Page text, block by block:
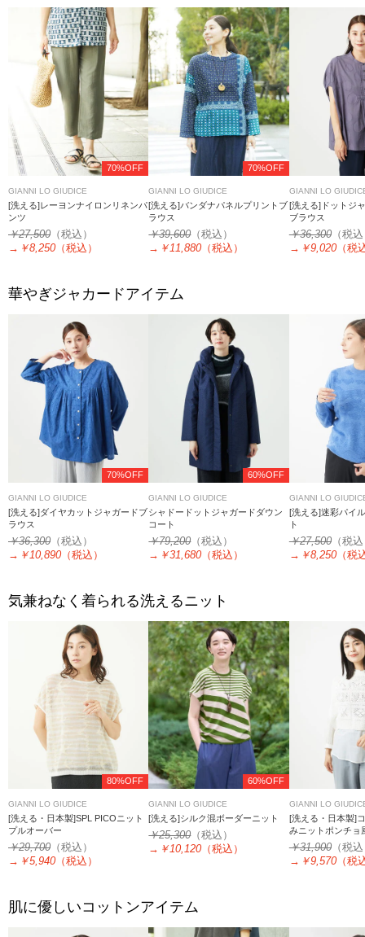
70%OFF
GIANNI LO GIUDICE
[洗える]レーヨンナイロンリネンパ
ンツ
￥27,500 （税込）
→ ￥8,250 （税込）
70%OFF
GIANNI LO GIUDICE
[洗える]バンダナパネルプリントブ
ラウス
￥39,600（税込）
→ ￥11,880 （税込）
GIANNI LO
[洗える]ドットジ
ブラウス
￥36,300（税
→ ￥9,020（税
華やぎジャカードアイテム
70%OFF
GIANNI LO GIUDICE
[洗える]ダイヤカットジャガードブ
ラウス
￥36,300 （税込）
→ ￥10,890 （税込）
60%OFF
GIANNI LO GIUDICE
シャドードットジャガードダウン
コート
￥79,200（税込）
→ ￥31,680 （税込）
GIANNI LO
[洗える]迷彩パイ
ト
￥27,500（税
→ ￥8,250（税
気兼ねなく着られる洗えるニット
80%OFF
GIANNI LO GIUDICE
[洗える・日本製]SPL PICOニット
プルオーバー
￥29,700 （税込）
→ ￥5,940 （税込）
60%OFF
GIANNI LO GIUDICE
[洗える]シルク混ボーダーニット
￥25,300（税込）
→ ￥10,120 （税込）
GIANNI LO
[洗える・日本製]
みニットポンチョ
￥31,900（税
→ ￥9,570（税
肌に優しいコットンアイテム